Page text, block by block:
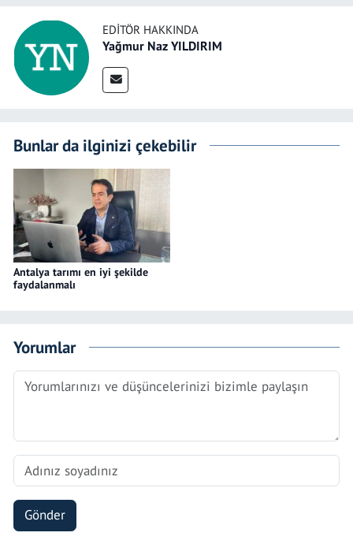
EDITÖR HAKKINDA
Yağmur Naz YILDIRIM
Bunlar da ilginizi çekebilir
Antalya tarımı en iyi şekilde
faydalanmalı
Yorumlar
Gönder